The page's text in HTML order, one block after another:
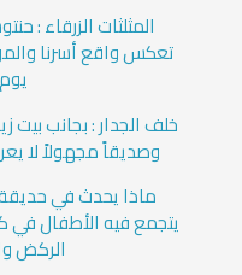
المثلثات الزرقاء :
تعكس واقع أسرنا
خلف الجدار : بجانب
وصديقاً مجهولاً لا
ماذا يحدث في حديقة
يتجمع فيه الأطفال
الركض